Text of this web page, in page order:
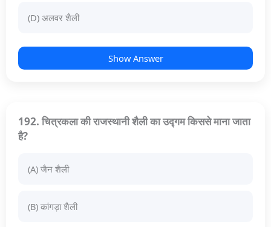
(D) अलवर शैली
Show Answer
192. चित्रकला की राजस्थानी शैली का उद्गम किससे माना जाता
है?
(A) जैन शैली
(B) कांगड़ा शैली